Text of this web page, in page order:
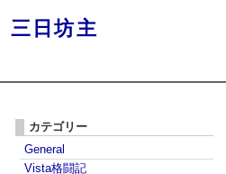
三日坊主
カテゴリー
General
Vista格闘記